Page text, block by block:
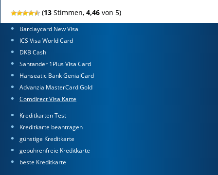
(13 Stimmen, 4,46 von 5)
Barclaycard New Visa
ICS Visa World Card
DKB Cash
Santander 1Plus Visa Card
Hanseatic Bank GenialCard
Advanzia MasterCard Gold
Comdirect Visa Karte
Kreditkarten Test
Kreditkarte beantragen
günstige Kreditkarte
gebührenfreie Kreditkarte
beste Kreditkarte